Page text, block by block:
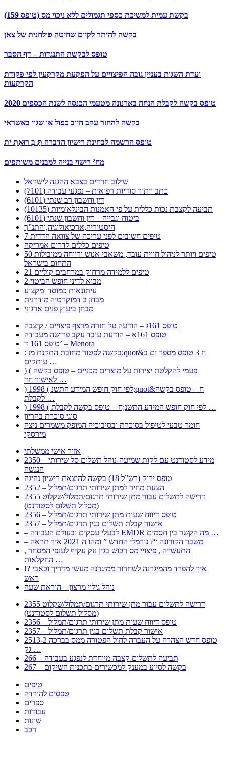
בקשת עמית למשיכת כספי תגמולים ללא ניכוי מס (טופס 159)
בקשה להיתר לקיום שחיטה פולחנית של צאן
טופס לבקשת התנגדות – דף הסבר
ועדת השגות בעניין גובה הפיצויים על הפקעת מקרקעין לפי פקודת
הקרקעות
טופס בקשה לקבלת הנחה בארנונה מטעמי הכנסה לשנת הכספים 2020
בקשה להחזר עקב חיוב כפול או שגוי באשראי
טופס הרשמה לבחינת רישיון הדברה תַּ בְ רוּאָתִ ית
מח’ רישוי בנייה למבנים משותפים
שילוב חרדים בצבא ההגנה לישראל
כתב ויתור סודיות רפואית – נפגעי עבודה (7101)
דין וחשבון רב שנתי (6101)
תביעה לקצבת נכות כללית על פי האמנות הבינלאומיות (10135)
ביטוח וגבייה – דין וחשבון שנתי (6101)
היסטוריה,ארכיאולוגיה,והתנ”ך
7 טיפים חשובים לפני עריכה של צוואה הדדית
טיפים כללים לדרום אמריקה
50 טיפים ויותר לניהול חווית עובד, משאבי אנוש ורווחה ממובילות
התחום בישראל
21 טיפים ללמידה מרחוק במרחבים קוליים
מבוא לדיני חופש הביטוי 2
עיתונאות כמוסד ומקצוע
מבחן ב דמוקרטיה מודרנית
מבחן ביעוץ פנים ארגוני
טופס 161ג – הודעה על חזרה מרצף פיצויים / קיצבה
טופס 161א – הודעת עובד עקב פרישה מעבודה
טופס 161 ד’ – Menora
: בקשה לפטור מחובת התקנת מז;quot&ח 3 טופס מספר ים ב
עותקים …
) ( פעמי להקלטת יצירות על מוצרים מכניים – טופס בקשה
לאישור חד …
) 1998 ( לפי חוק חופש המידע התשנ;quot&ח – טופס בקשה
לקבלת …
) 1998 ( לפי חוק חופש המידע התשנ;ח – טופס בקשה לקבלת …
סוגי סוכרת בהריון
חומר טבעי לטיפול בסוכרת ובסיבוכיה המופק משמרים ניצה
מירסקי
אזור אישי ממשלתי
2350 – מידע לסטודנט עם לקות שמיעה-נוהל תשלום סל שירותי
הנגשה
טופס ירוק (רש”ל 18) בקשה להוצאת רישיון נהיגה
2352 – הצעת מחיר למתן שירותי תרגום/תמלול
2355 דרישה לתשלום עבור מתן שירותי תרגום/תמלול/שקלוט
(מסלול תשלום לסטודנט)
2356 – טופס דיווח שעות מתן שירותי תרגום/תמלול
2357 – אישור קבלת תשלום בגין תרגום/תמלול
– לבעלי עסקים ובעולם העבודה EMDR מה הקשר בין חסמים …
– משבר הקורונה “? נורמלי החדש ” ומהו ה 2021 איך תראה
, התעשייה , פיצויי מס רכוש בגין נזק עקיף לענפי המסחר
החקלאות …
!? איך להפרד מהמיגרנה לשחרור ממיגרנה מעשי מדריך וכאבי
ראש
נוהל גילוי מרצון – הוראת שעה
2355 דרישה לתשלום עבור מתן שירותי תרגום/תמלול/שקלוט
(מסלול תשלום לסטודנט)
2356 – טופס דיווח שעות מתן שירותי תרגום/תמלול
2357 – אישור קבלת תשלום בגין תרגום/תמלול
2513-2 טופס חדש הצהרה על העברה לחול הפטורה ממס בברכה
גק …
266 – תביעה לתשלום קצבה מיוחדת לנפגע בעבודה
267 – בקשה לסיוע במענק למכשירים בתכנית השיקום
טיפים
טפסים להורדה
ספרים
עבודות
שונות
רכב